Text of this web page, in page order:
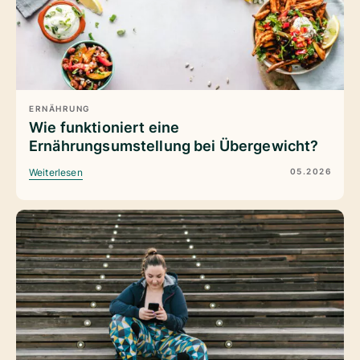
ERNÄHRUNG
Wie funktioniert eine
Ernährungsumstellung bei Übergewicht?
Weiterlesen 05.2026